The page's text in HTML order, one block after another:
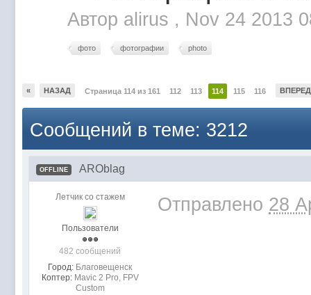
Автор alirus , Nov 24 2013
фото фотографии photo
« НАЗАД Страница 114 из 161 112 113 114 115 116 ВПЕРЕД
Сообщений в теме: 3212
OFFLINE AROblag
Летчик со стажем
Пользователи
482 сообщений
Город: Благовещенск
Коптер: Mavic 2 Pro, FPV
Custom
Отправлено 28